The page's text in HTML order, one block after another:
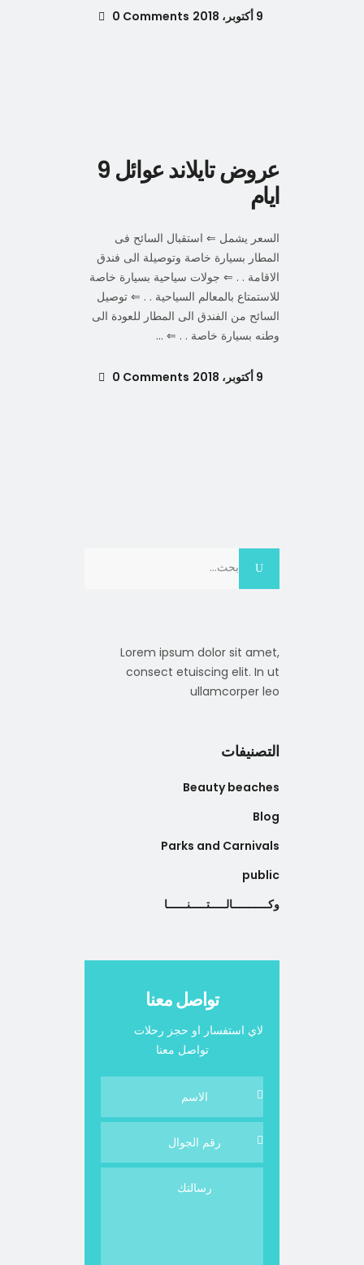
9 أكتوبر، 2018 0 Comments
عروض تايلاند عوائل 9
ايام
السعر يشمل ⇐ استقبال السائح فى
المطار بسيارة خاصة وتوصيلة الى فندق
الاقامة . . ⇐ جولات سياحية بسيارة خاصة
للاستمتاع بالمعالم السياحية . . ⇐ توصيل
السائح من الفندق الى المطار للعودة الى
وطنه بسيارة خاصة . . ⇐
9 أكتوبر، 2018 0 Comments
Lorem ipsum dolor sit amet,
consect etuiscing elit. In ut
ullamcorper leo
التصنيفات
Beauty beaches
Blog
Parks and Carnivals
public
وكـــــــــــالـــــتـــــنــــــا
تواصل معنا
لاي استفسار او حجز رحلات
تواصل معنا